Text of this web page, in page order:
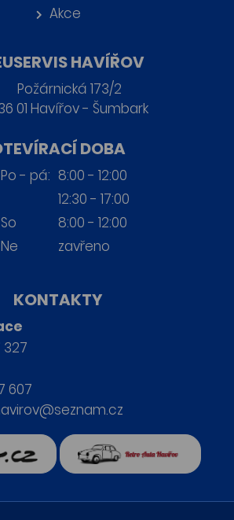
Akce
HAVÍŘOV
Požárnická 173/2
01 Havířov - Šumbark
DOBA
Po - pá: 8:00 - 12:00
12:30 - 17:00
So
8:00 - 12:00
Ne
zavřeno
KONTAKTY
327
607
Retro auta Havířov